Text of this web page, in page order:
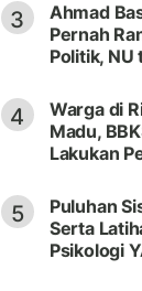
3
Ahmad
Pernah
Politik, NU
4
Warga di
Madu,
Lakukan
5
Puluhan
Serta
Psikologi